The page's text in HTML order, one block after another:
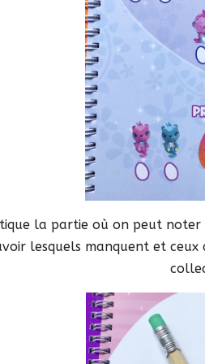
la partie où on peut noter
lesquels manquent et